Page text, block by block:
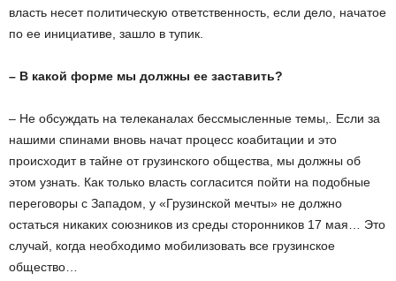
власть несет политическую ответственность, если дело, начатое
по ее инициативе, зашло в тупик.
– В какой форме мы должны ее заставить?
– Не обсуждать на телеканалах бессмысленные темы,. Если за
нашими спинами вновь начат процесс коабитации и это
происходит в тайне от грузинского общества, мы должны об
этом узнать. Как только власть согласится пойти на подобные
переговоры с Западом, у «Грузинской мечты» не должно
остаться никаких союзников из среды сторонников 17 мая… Это
случай, когда необходимо мобилизовать все грузинское
общество…